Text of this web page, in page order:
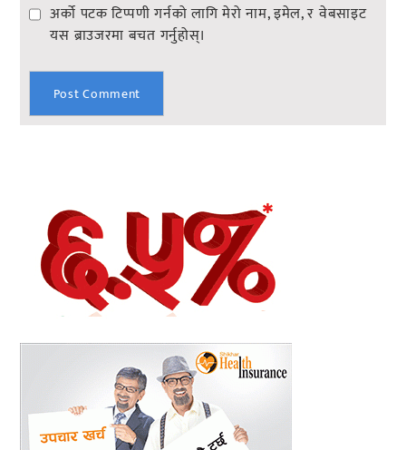
अर्को पटक टिप्पणी गर्नको लागि मेरो नाम, इमेल, र वेबसाइट
यस ब्राउजरमा बचत गर्नुहोस्।